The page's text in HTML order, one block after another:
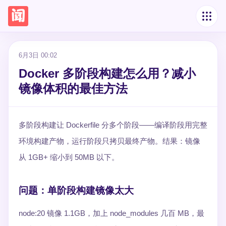
6月3日 00:02
Docker 多阶段构建怎么用？减小
镜像体积的最佳方法
多阶段构建让 Dockerfile 分多个阶段——编译阶段用完整
环境构建产物，运行阶段只拷贝最终产物。结果：镜像
从 1GB+ 缩小到 50MB 以下。
问题：单阶段构建镜像太大
node:20 镜像 1.1GB，加上 node_modules 几百 MB，最